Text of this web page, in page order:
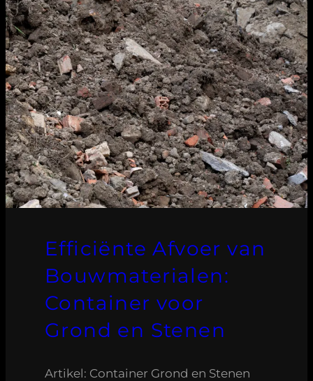
Efficiënte Afvoer van
Bouwmaterialen:
Container voor
Grond en Stenen
Artikel: Container Grond en Stenen